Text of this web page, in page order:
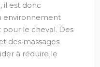
il est donc
environnement
le cheval. Des
des massages
à réduire le